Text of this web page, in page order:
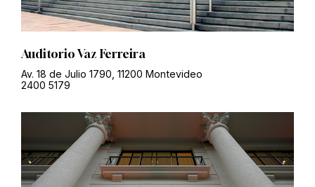
Auditorio Vaz Ferreira
Av. 18 de Julio 1790, 11200 Montevideo
2400 5179